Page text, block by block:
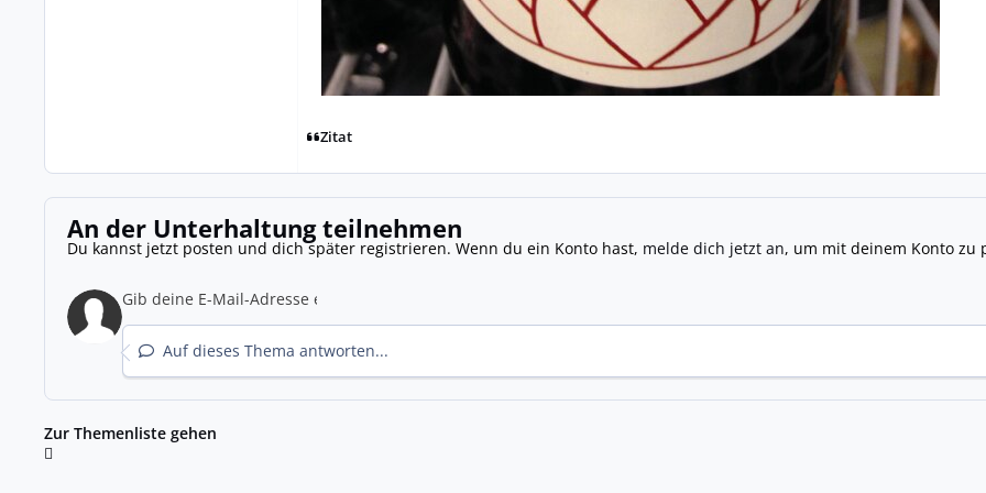
Zitat
An der Unterhaltung teilnehmen
Du kannst jetzt posten und dich später registrieren. Wenn du ein Konto hast, melde dich jetzt an, um mit deinem Konto zu
Auf dieses Thema antworten...
Zur Themenliste gehen